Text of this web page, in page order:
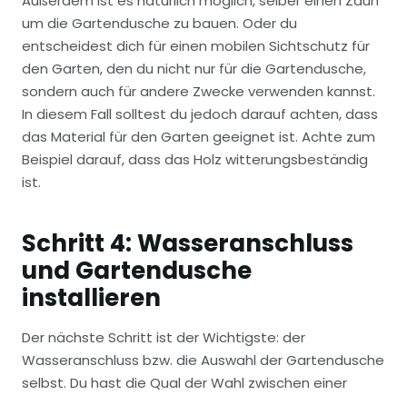
um die Gartendusche zu bauen. Oder du
entscheidest dich für einen mobilen Sichtschutz für
den Garten, den du nicht nur für die Gartendusche,
sondern auch für andere Zwecke verwenden kannst.
In diesem Fall solltest du jedoch darauf achten, dass
das Material für den Garten geeignet ist. Achte zum
Beispiel darauf, dass das Holz witterungsbeständig
ist.
Schritt 4: Wasseranschluss
und Gartendusche
installieren
Der nächste Schritt ist der Wichtigste: der
Wasseranschluss bzw. die Auswahl der Gartendusche
selbst. Du hast die Qual der Wahl zwischen einer